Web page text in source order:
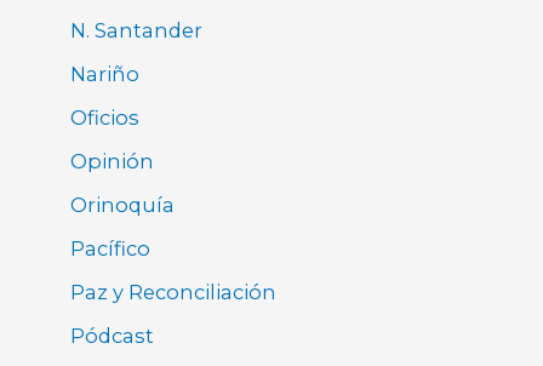
N. Santander
Nariño
Oficios
Opinión
Orinoquía
Pacífico
Paz y Reconciliación
Pódcast